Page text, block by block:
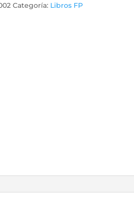
Categoría: Libros FP